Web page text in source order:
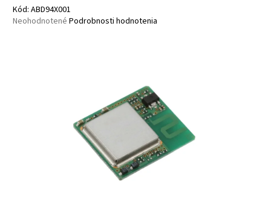
Kód: ABD94X001
Priemerné
Neohodnotené Podrobnosti hodnotenia